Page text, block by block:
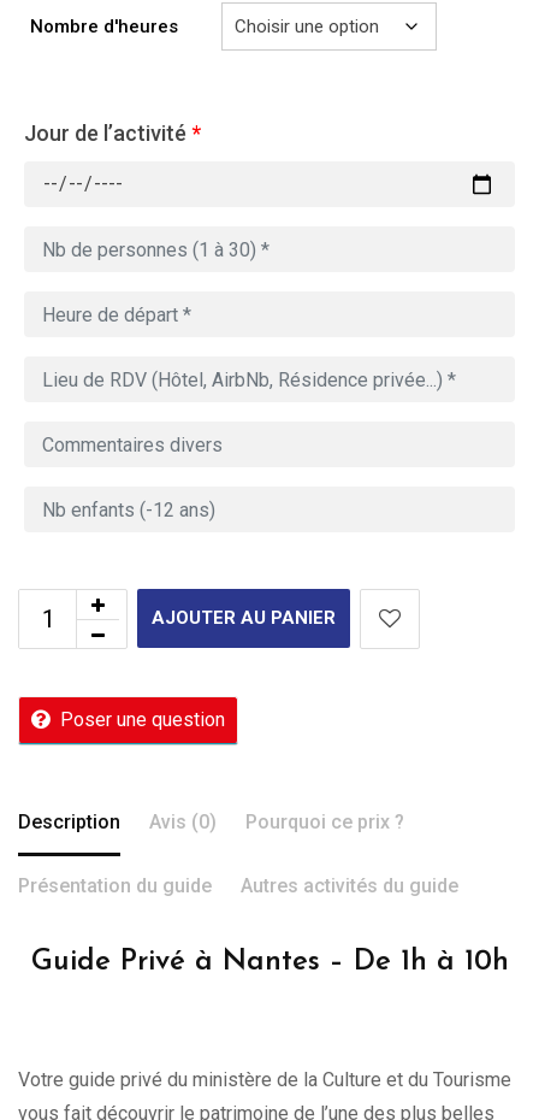
729.00€
Nombre d'heures
Jour de l’activité *
AJOUTER AU PANIER
Poser une question
Description Avis (0) Pourquoi ce prix ?
Présentation du guide Autres activités du guide
Guide Privé à Nantes – De 1h à 10h
Votre guide privé du ministère de la Culture et du Tourisme
vous fait découvrir le patrimoine de l’une des plus belles